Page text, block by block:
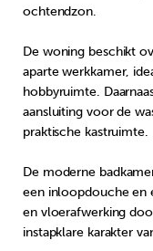
ochtendzon.
De woning beschikt
aparte werkkamer,
hobbyruimte.
aansluiting voor de
praktische kastruimte.
De moderne
een inloopdouche en
en vloerafwerking
instapklare karakter